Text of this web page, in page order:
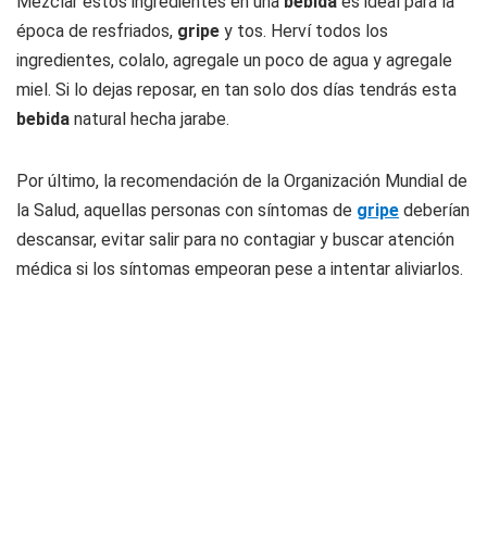
época de resfriados, gripe y tos. Herví todos los
ingredientes, colalo, agregale un poco de agua y agregale
miel. Si lo dejas reposar, en tan solo dos días tendrás esta
bebida natural hecha jarabe.
Por último, la recomendación de la Organización Mundial de
la Salud, aquellas personas con síntomas de gripe deberían
descansar, evitar salir para no contagiar y buscar atención
médica si los síntomas empeoran pese a intentar aliviarlos.